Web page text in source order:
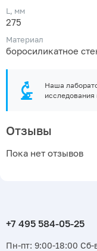
L, мм
275
Материал
боросиликатное
Наша
исследования
Отзывы
Пока нет отзывов
Пн-пт: 9:00-18:00 Сб-